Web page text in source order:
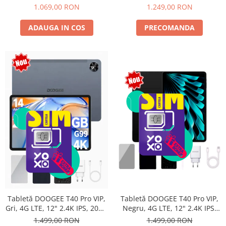
Android 15, Unisoc T615,
Stylus, Face Unlock, Dual SIM
1.069,00 RON
ADAUGA IN COS
10800mAh, 33W, Android 14,
1.249,00 RON
PRECOMANDA
Tabletă DOOGEE T40 Pro VIP,
Gri, 4G LTE, 12" 2.4K IPS, 20GB
RAM (8GB + 12GB extensibili),
1.499,00 RON
Tabletă DOOGEE T40 Pro VIP,
Negru, 4G LTE, 12" 2.4K IPS,
20GB RAM (8GB + 12GB
1.499,00 RON